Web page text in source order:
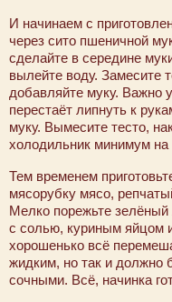
И начинаем с
через сито пшеничной
сделайте в середине
вылейте воду. Замесите
добавляйте муку. Важно
перестаёт липнуть к
муку. Вымесите тесто,
холодильник минимум на
Тем временем
мясорубку мясо,
Мелко порежьте
с солью, куриным яйцом
хорошенько всё
жидким, но так и должно
сочными. Всё, начинка